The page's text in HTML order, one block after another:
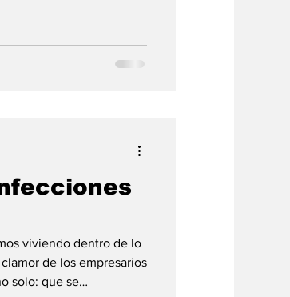
viviendo dentro de lo
de los empresarios
solo: que se